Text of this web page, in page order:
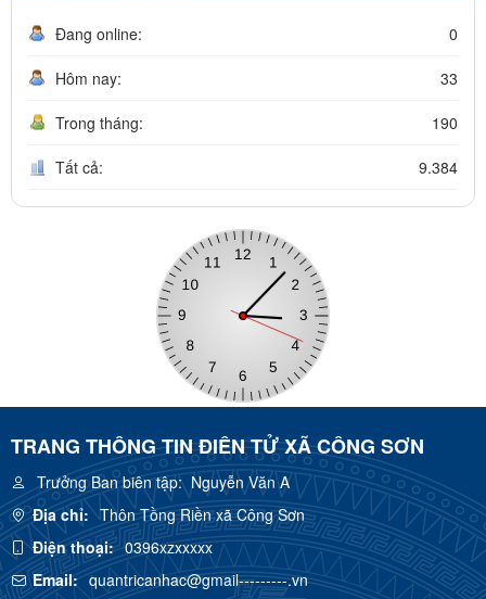
Đang online: 0
Hôm nay: 33
Trong tháng: 190
Tất cả: 9.384
TRANG THÔNG TIN ĐIÊN TỬ XÃ CÔNG SƠN
Trưởng Ban biên tập:Nguyễn Văn A
Địa chỉ: Thôn Tồng Riền xã Công Sơn
Điện thoại: 0396xzxxxxx
Email: quantricanhac@gmail---------.vn